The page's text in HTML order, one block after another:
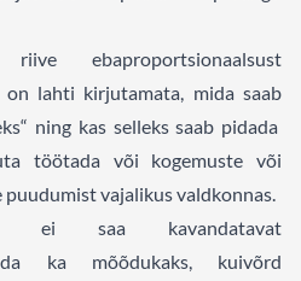
ebaproportsionaalsust
lahti kirjutamata, mida saab
ning kas selleks saab pidada
töötada või kogemuste või
vajalikus valdkonnas.
ei saa kavandatavat
ka mõõdukaks, kuivõrd